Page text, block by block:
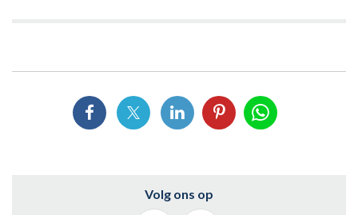
Volg ons op